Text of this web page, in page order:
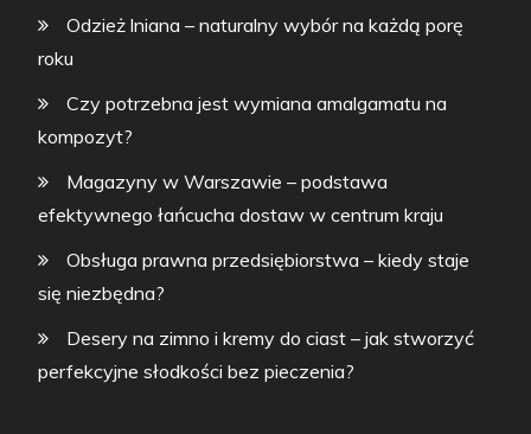
Odzież lniana – naturalny wybór na każdą porę
roku
Czy potrzebna jest wymiana amalgamatu na
kompozyt?
Magazyny w Warszawie – podstawa
efektywnego łańcucha dostaw w centrum kraju
Obsługa prawna przedsiębiorstwa – kiedy staje
się niezbędna?
Desery na zimno i kremy do ciast – jak stworzyć
perfekcyjne słodkości bez pieczenia?